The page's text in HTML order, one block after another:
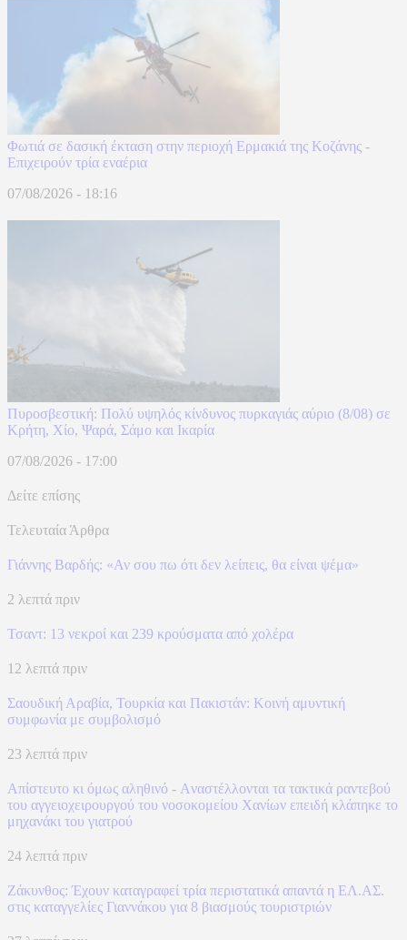
Φωτιά σε δασική έκταση στην περιοχή Ερμακιά της Κοζάνης -
Επιχειρούν τρία εναέρια
07/08/2026 - 18:16
Πυροσβεστική: Πολύ υψηλός κίνδυνος πυρκαγιάς αύριο (8/08) σε
Κρήτη, Χίο, Ψαρά, Σάμο και Ικαρία
07/08/2026 - 17:00
Δείτε επίσης
Τελευταία Άρθρα
Γιάννης Βαρδής: «Αν σου πω ότι δεν λείπεις, θα είναι ψέμα»
2 λεπτά πριν
Τσαντ: 13 νεκροί και 239 κρούσματα από χολέρα
12 λεπτά πριν
Σαουδική Αραβία, Τουρκία και Πακιστάν: Kοινή αμυντική
συμφωνία με συμβολισμό
23 λεπτά πριν
Απίστευτο κι όμως αληθινό - Aναστέλλονται τα τακτικά ραντεβού
του αγγειοχειρουργού του νοσοκομείου Χανίων επειδή κλάπηκε το
μηχανάκι του γιατρού
24 λεπτά πριν
Ζάκυνθος: Έχουν καταγραφεί τρία περιστατικά απαντά η ΕΛ.ΑΣ.
στις καταγγελίες Γιαννάκου για 8 βιασμούς τουριστριών